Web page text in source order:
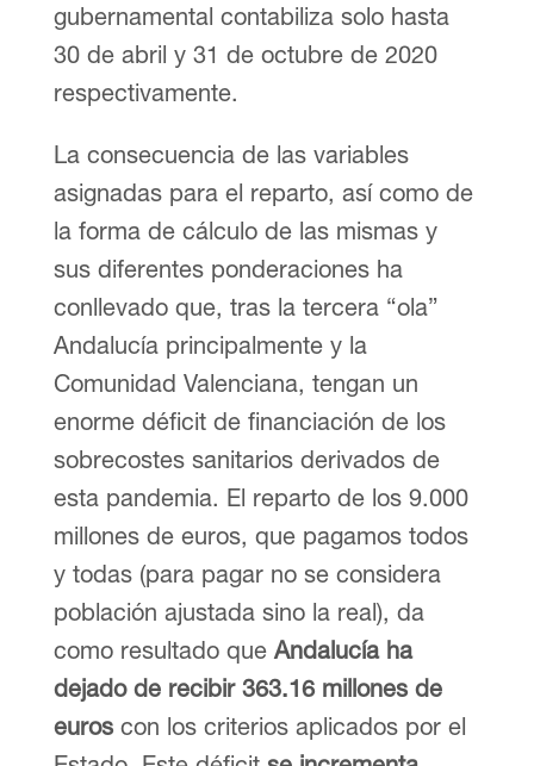
gubernamental contabiliza solo hasta
30 de abril y 31 de octubre de 2020
respectivamente.
La consecuencia de las variables
asignadas para el reparto, así como de
la forma de cálculo de las mismas y
sus diferentes ponderaciones ha
conllevado que, tras la tercera “ola”
Andalucía principalmente y la
Comunidad Valenciana, tengan un
enorme déficit de financiación de los
sobrecostes sanitarios derivados de
esta pandemia. El reparto de los 9.000
millones de euros, que pagamos todos
y todas (para pagar no se considera
población ajustada sino la real), da
como resultado que Andalucía ha
dejado de recibir 363.16 millones de
euroscon los criterios aplicados por el